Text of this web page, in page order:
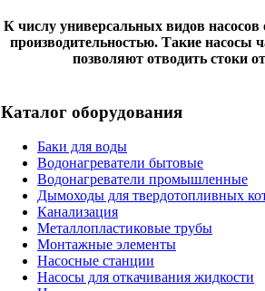
К числу универсальных видов
производительностью. Такие насосы
позволяют отводить стоки
Каталог оборудования
Баки для воды
Водонагреватели бытовые
Водонагреватели промышленные
Дымоходы для твердотопливных
Канализация
Металлопластиковые трубы
Монтажные элементы
Насосные станции
Насосы для откачивания жидкости